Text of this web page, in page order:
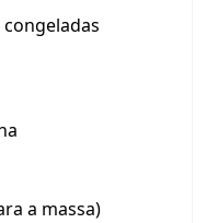
a massa)